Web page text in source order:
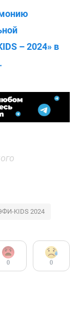
– 2024» в
KIDS 2024
0 0